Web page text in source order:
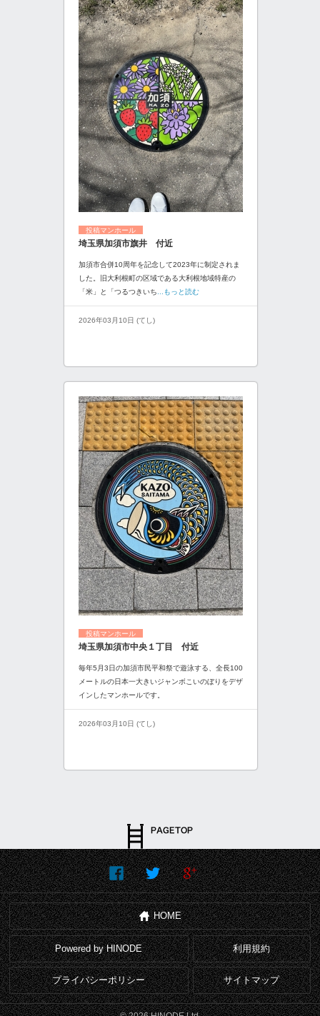
投稿マンホール
埼玉県加須市旗井 付近
加須市合併10周年を記念して2023年に制定されま
した。旧大利根町の区域である大利根地域特産の
「米」と「つるつきいち ...もっと読む
2026年03月10日 (てし)
投稿マンホール
埼玉県加須市中央１丁目 付近
毎年5月3日の加須市民平和祭で遊泳する、全長100
メートルの日本一大きいジャンボこいのぼりをデザ
インしたマンホールです。
2026年03月10日 (てし)
HOME
Powered by HINODE 利用規約
プライバシーポリシー サイトマップ